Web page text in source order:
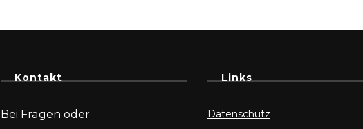
Kontakt
Bei Fragen oder
Links
Datenschutz